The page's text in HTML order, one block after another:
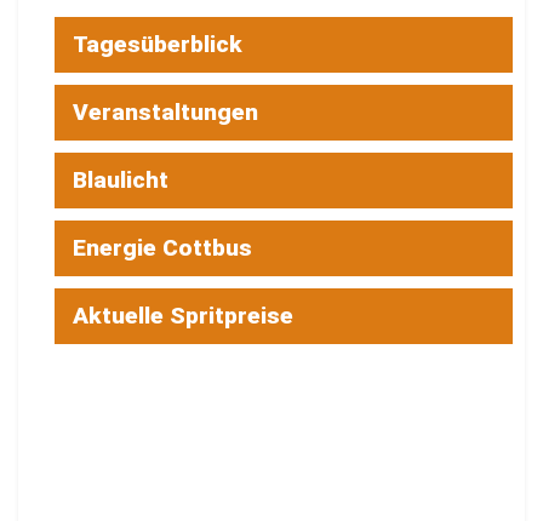
Tagesüberblick
Veranstaltungen
Blaulicht
Energie Cottbus
Aktuelle Spritpreise